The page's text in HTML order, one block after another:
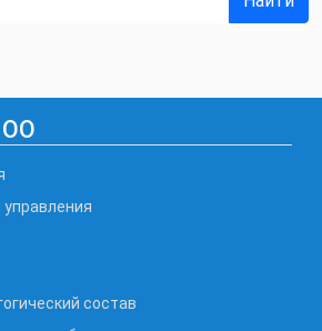
ОО
управления
состав